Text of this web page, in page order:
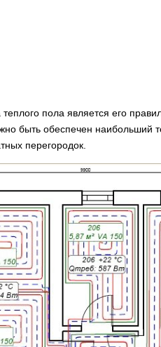
пола является его
быть обеспечен наибольший
перегородок.